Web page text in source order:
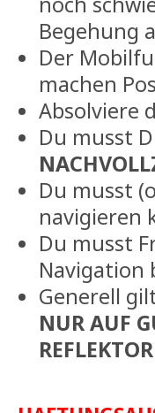
Begehung
Der
machen
Absolviere
Du musst
Du musst
navigieren
Du musst
Navigation
Generell
NUR AUF